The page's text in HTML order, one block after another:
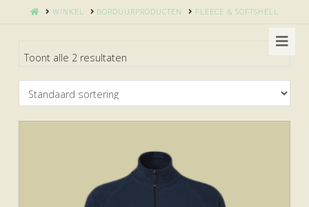
HOMEWINKEL BORDUURPRODUCTEN FLEECE & SOFTSHELL
Toont alle 2 resultaten